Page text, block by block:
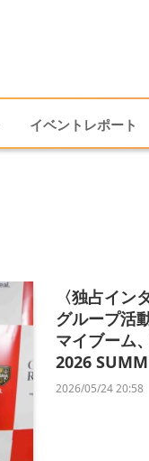
イベントレポート
〈独占イン
グループ活
マイブーム
2026
2026/05/24 20:58